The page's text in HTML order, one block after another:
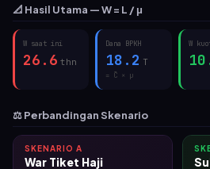
📐 Hasil Utama — W = L / μ
W saat ini
26.6 thn
Dana BPKH
18.2 T
= C̄ × μ
W
⚖ Perbandingan Skenario
SKENARIO A
War Tiket Haji